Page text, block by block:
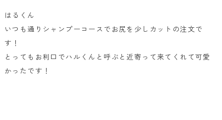
はるくん
いつも通りシャンプーコースでお尻を少しカットの注文で
す！
とってもお利口でハルくんと呼ぶと近寄って来てくれて可愛
かったです！